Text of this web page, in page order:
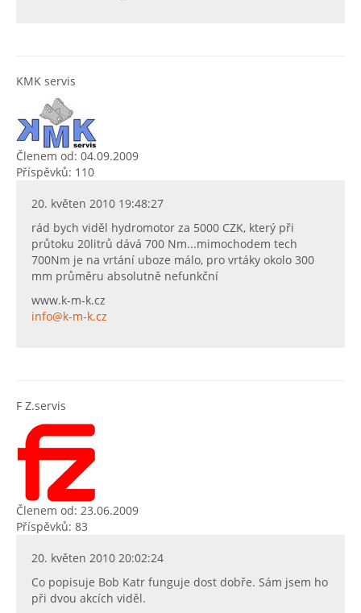
KMK servis
Členem od: 04.09.2009
Příspěvků: 110
20. květen 2010 19:48:27
rád bych viděl hydromotor za 5000 CZK, který při
průtoku 20litrů dává 700 Nm...mimochodem tech
700Nm je na vrtání uboze málo, pro vrtáky okolo 300
mm průměru absolutně nefunkční
www.k-m-k.cz
info@k-m-k.cz
F Z.servis
Členem od: 23.06.2009
Příspěvků: 83
20. květen 2010 20:02:24
Co popisuje Bob Katr funguje dost dobře. Sám jsem ho
při dvou akcích viděl.